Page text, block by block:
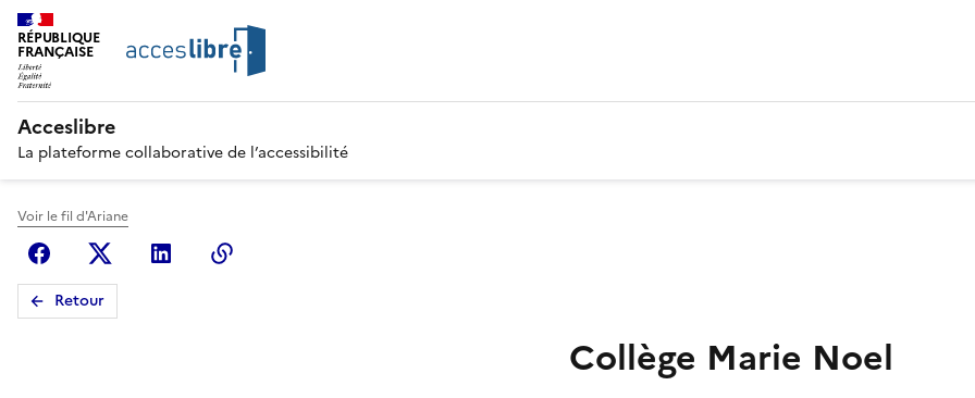
RÉPUBLIQUE
FRANÇAISE
Acceslibre
La plateforme collaborative de l’accessibilité
Voir le fil d'Ariane
FacebookX (anciennement Twitter)
Linkedin
Retour
Collège Marie Noel